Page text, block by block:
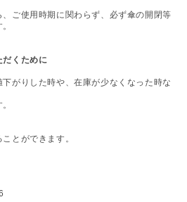
ご使用時期に関わらず、必ず傘の開閉等
だくために
がりした時や、在庫が少なくなった時な
とができます。